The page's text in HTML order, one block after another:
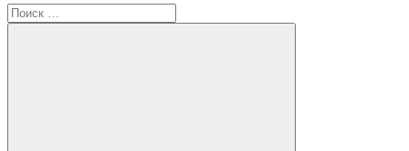
Поиск
для: